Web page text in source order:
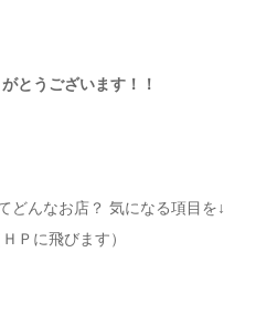
とうございます！！
なお店？ 気になる項目を↓
Ｐに飛びます）